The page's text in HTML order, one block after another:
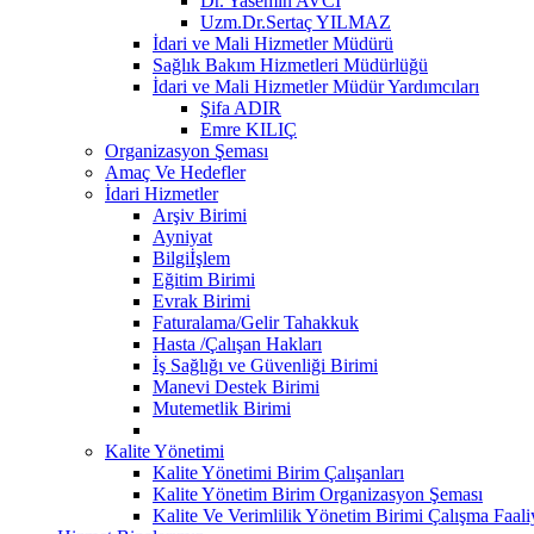
Uzm.Dr.Sertaç YILMAZ
İdari ve Mali Hizmetler Müdürü
Sağlık Bakım Hizmetleri Müdürlüğü
İdari ve Mali Hizmetler Müdür Yardımcıları
Şifa ADIR
Emre KILIÇ
Organizasyon Şeması
Amaç Ve Hedefler
İdari Hizmetler
Arşiv Birimi
Ayniyat
Bilgiİşlem
Eğitim Birimi
Evrak Birimi
Faturalama/Gelir Tahakkuk
Hasta /Çalışan Hakları
İş Sağlığı ve Güvenliği Birimi
Manevi Destek Birimi
Mutemetlik Birimi
Kalite Yönetimi
Kalite Yönetimi Birim Çalışanları
Kalite Yönetim Birim Organizasyon Şeması
Kalite Ve Verimlilik Yönetim Birimi Çalışma